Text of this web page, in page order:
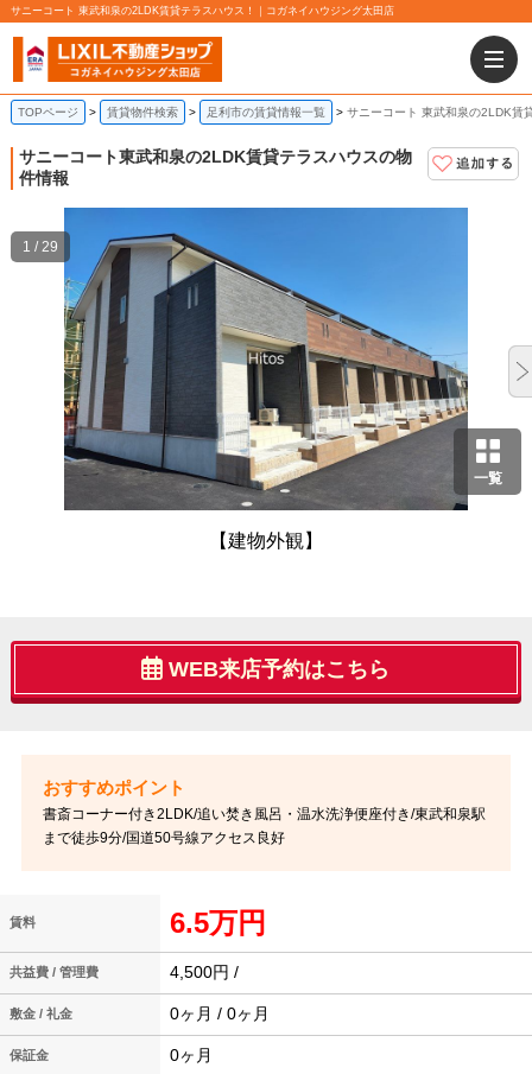
サニーコート 東武和泉の2LDK賃貸テラスハウス！｜コガネイハウジング太田店
TOPページ 賃貸物件検索 足利市の賃貸情報一覧 サニーコート 東武和泉の2LDK賃
サニーコート東武和泉の2LDK賃貸テラスハウスの物
件情報
一覧
【建物外観】
1 / 29
WEB来店予約はこちら
書斎コーナー付き2LDK/追い焚き風呂・温水洗浄便座付き/東武和泉駅
まで徒歩9分/国道50号線アクセス良好
賃料 6.5万円
共益費 / 管理費 4,500円 /
敷金 / 礼金 0ヶ月 / 0ヶ月
保証金 0ヶ月